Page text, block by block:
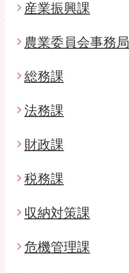
産業振興課
農業委員会事務局
総務課
法務課
財政課
税務課
収納対策課
危機管理課